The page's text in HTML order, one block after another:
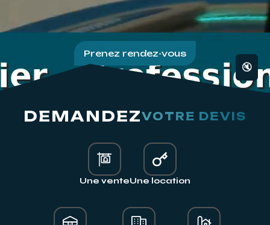
🔇
Prenez rendez-vous
DEMANDEZVOTRE DEVIS
Une venteUne location